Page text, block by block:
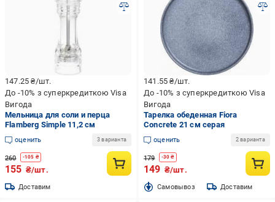
147.25₴/шт.
До -10% з суперкредиткою Visa
Вигода
Мельница для соли и перца
Flamberg Simple 11,2 см
оценить 3 варианта
260 -105 ₴
155 ₴/шт.
Доставим
141.55₴/шт.
До -10% з суперкредиткою Visa
Вигода
Тарелка обеденная Fiora
Concrete 21 см серая
оценить 2 варианта
179 -30 ₴
149 ₴/шт.
Cамовывоз Доставим